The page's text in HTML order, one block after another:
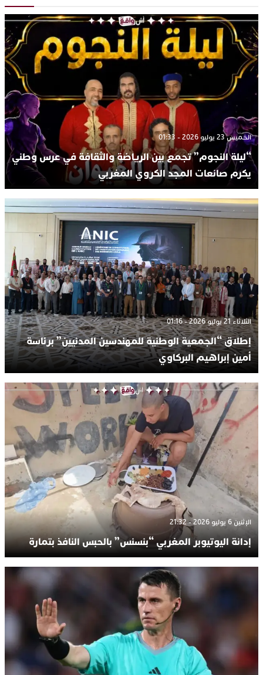
الخميس 23 يوليو 2026 - 01:33
“ليلة النجوم” تجمع بين الرياضة والثقافة في عرس وطني
يكرم صانعات المجد الكروي المغربي
الثلاثاء 21 يوليو 2026 - 01:16
إطلاق “الجمعية الوطنية للمهندسين المدنيين” برئاسة
أمين إبراهيم البركاوي
الإثنين 6 يوليو 2026 - 21:32
إدانة اليوتيوبر المغربي “بنسنس” بالحبس النافذ بتمارة